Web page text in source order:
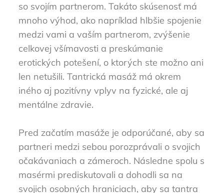
so svojím partnerom. Takáto skúsenosť má
mnoho výhod, ako napríklad hlbšie spojenie
medzi vami a vaším partnerom, zvýšenie
celkovej všímavosti a preskúmanie
erotických potešení, o ktorých ste možno ani
len netušili. Tantrická masáž má okrem
iného aj pozitívny vplyv na fyzické, ale aj
mentálne zdravie.
Pred začatím masáže je odporúčané, aby sa
partneri medzi sebou porozprávali o svojich
očakávaniach a zámeroch. Následne spolu s
masérmi prediskutovali a dohodli sa na
svojich osobných hraniciach, aby sa tantra